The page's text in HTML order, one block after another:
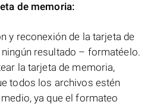
de memoria:
y reconexión de la tarjeta de
resultado – formatéelo.
la tarjeta de memoria,
todos los archivos estén
ya que el formateo